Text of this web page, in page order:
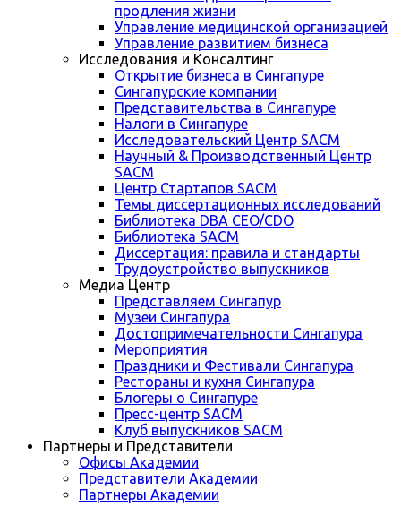
продления жизни
Управление медицинской организацией
Управление развитием бизнеса
Исследования и Консалтинг
Открытие бизнеса в Сингапуре
Сингапурские компании
Представительства в Сингапуре
Налоги в Сингапуре
Исследовательский Центр SACM
Научный & Производственный Центр
SACM
Центр Стартапов SACM
Темы диссертационных исследований
Библиотека DBA CEO/CDO
Библиотека SACM
Диссертация: правила и стандарты
Трудоустройство выпускников
Медиа Центр
Представляем Сингапур
Музеи Сингапура
Достопримечательности Сингапура
Мероприятия
Праздники и Фестивали Сингапура
Рестораны и кухня Сингапура
Блогеры о Сингапуре
Пресс-центр SACM
Клуб выпускников SACM
Партнеры и Представители
Офисы Академии
Представители Академии
Партнеры Академии